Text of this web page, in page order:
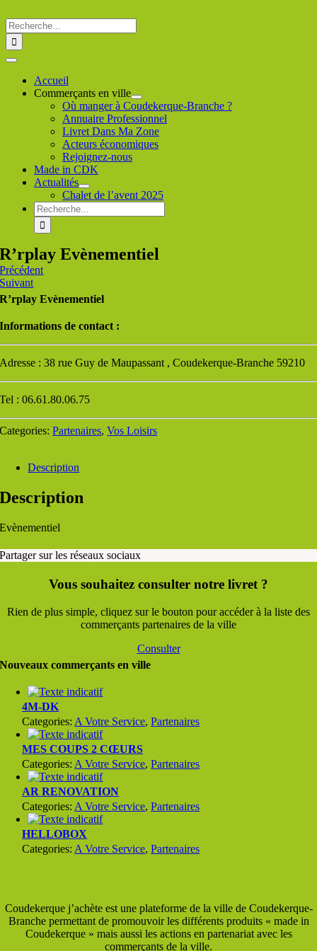
au
contenu
Rechercher
:
Toggle
NavigationAccueil
Commerçants en ville
Où manger à Coudekerque-Branche ?
Annuaire Professionnel
Livret Dans Ma Zone
Acteurs économiques
Rejoignez-nous
Made in CDK
Actualités
Chalet de l’avent 2025
Rechercher
:
R’rplay Evènementiel
Précédent
Suivant
R’rplay Evènementiel
Informations de contact :
Adresse : 38 rue Guy de Maupassant , Coudekerque-Branche 59210
Tel : 06.61.80.06.75
Categories:Partenaires,Vos Loisirs
Description
Description
Evènementiel
Partager sur les réseaux sociaux
Vous souhaitez consulter notre livret ?
Rien de plus simple, cliquez sur le bouton pour accéder à la liste des
commerçants partenaires de la ville
Consulter
Nouveaux commerçants en ville
4M-DK
Categories: A Votre Service,Partenaires
MES COUPS 2 CŒURS
Categories: A Votre Service,Partenaires
AR RENOVATION
Categories: A Votre Service,Partenaires
HELLOBOX
Categories: A Votre Service,Partenaires
Coudekerque j’achète est une plateforme de la ville de Coudekerque-
Branche permettant de promouvoir les différents produits « made in
Coudekerque » mais aussi les actions en partenariat avec les
commerçants de la ville.